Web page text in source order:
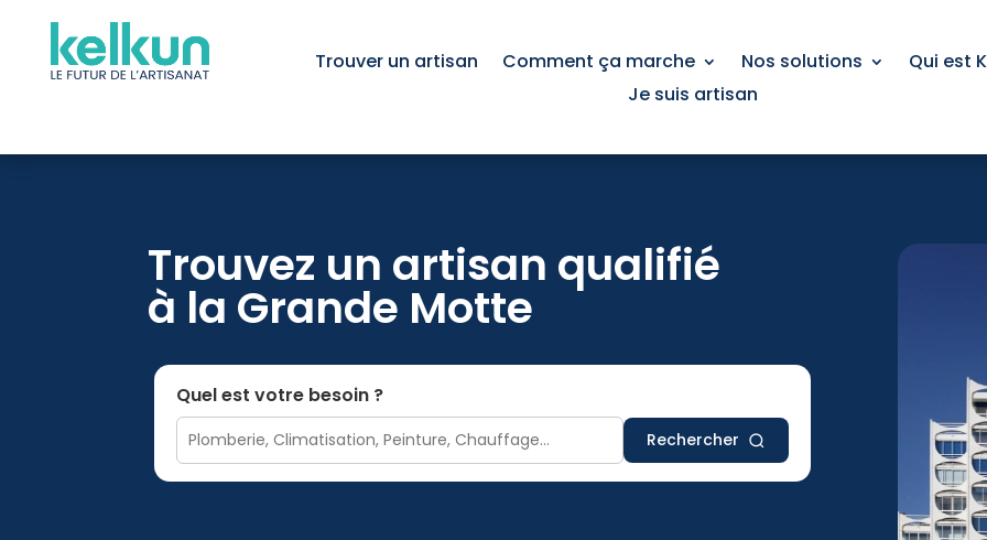
Trouver un artisan Comment ça marche Nos solutions
Qui est
Je suis artisan
Trouvez un artisan qualifié
à la Grande Motte
Quel est votre besoin ?
Rechercher